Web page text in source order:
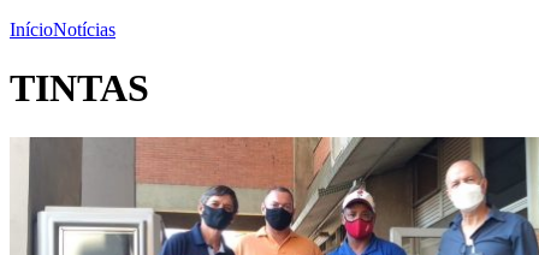
InícioNotícias
TINTAS